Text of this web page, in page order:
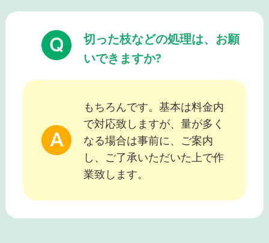
切った枝などの処理は、お願
いできますか?
もちろんです。基本は料金内
で対応致しますが、量が多く
なる場合は事前に、ご案内
し、ご了承いただいた上で作
業致します。